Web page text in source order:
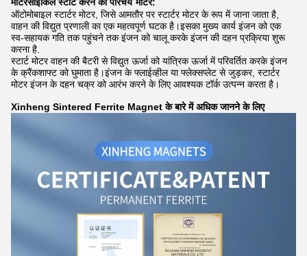
मोटरसाइकिल स्टार्ट करने का परिचय मोटर:
ऑटोमोबाइल स्टार्टर मोटर, जिसे आमतौर पर स्टार्टर मोटर के रूप में जाना जाता है,
वाहन की विद्युत प्रणाली का एक महत्वपूर्ण घटक है।इसका मुख्य कार्य इंजन को एक
स्व-सहायक गति तक पहुंचने तक इंजन को चालू करके इंजन की दहन प्रक्रिया शुरू
करना है.
स्टार्ट मोटर वाहन की बैटरी से विद्युत ऊर्जा को यांत्रिक ऊर्जा में परिवर्तित करके इंजन
के क्रैंकशाफ्ट को घुमाता है।इंजन के फ्लाईव्हील या फ्लेक्सप्लेट से जुड़कर, स्टार्टर
मोटर इंजन के दहन चक्र को आरंभ करने के लिए आवश्यक टॉर्क उत्पन्न करता है।
Xinheng Sintered Ferrite Magnet के बारे में अधिक जानने के लिए